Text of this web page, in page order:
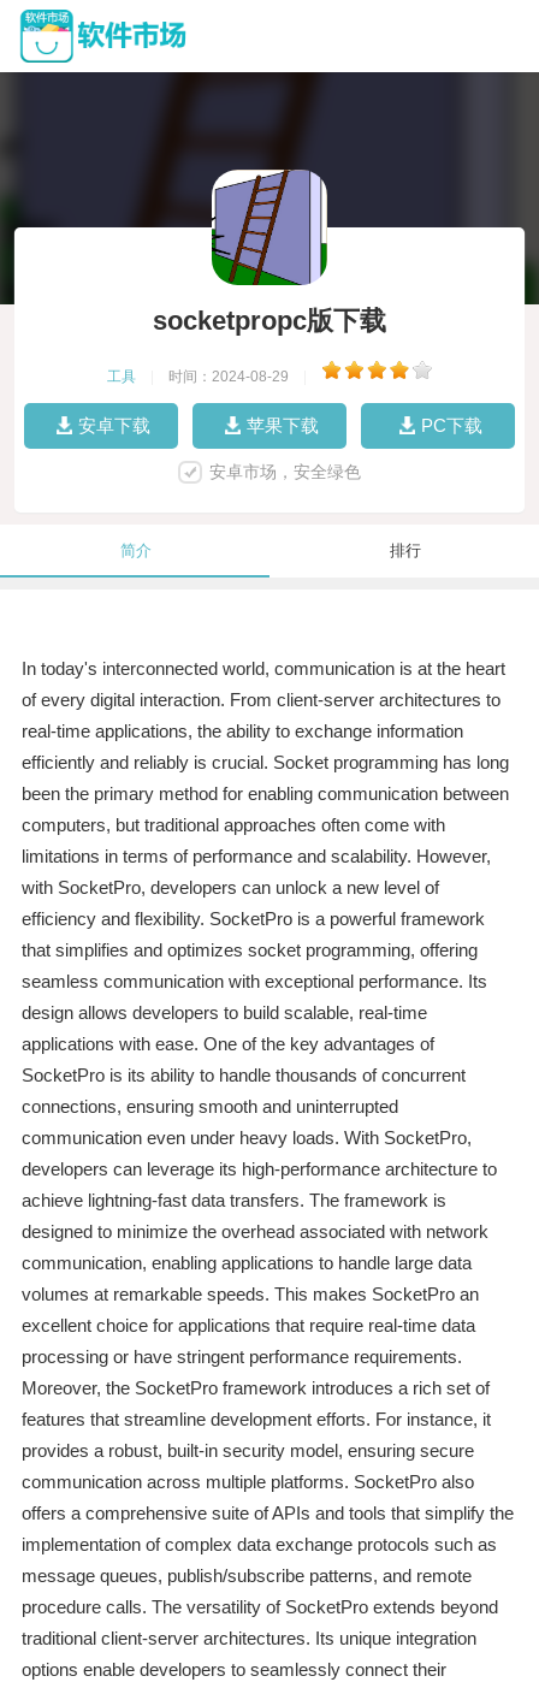
socketpropc版下载
工具 时间：2024-08-29
安卓下载 苹果下载 PC下载
安卓市场，安全绿色
简介 排行
In today's interconnected world, communication is at the heart
of every digital interaction. From client-server architectures to
real-time applications, the ability to exchange information
efficiently and reliably is crucial. Socket programming has long
been the primary method for enabling communication between
computers, but traditional approaches often come with
limitations in terms of performance and scalability. However,
with SocketPro, developers can unlock a new level of
efficiency and flexibility. SocketPro is a powerful framework
that simplifies and optimizes socket programming, offering
seamless communication with exceptional performance. Its
design allows developers to build scalable, real-time
applications with ease. One of the key advantages of
SocketPro is its ability to handle thousands of concurrent
connections, ensuring smooth and uninterrupted
communication even under heavy loads. With SocketPro,
developers can leverage its high-performance architecture to
achieve lightning-fast data transfers. The framework is
designed to minimize the overhead associated with network
communication, enabling applications to handle large data
volumes at remarkable speeds. This makes SocketPro an
excellent choice for applications that require real-time data
processing or have stringent performance requirements.
Moreover, the SocketPro framework introduces a rich set of
features that streamline development efforts. For instance, it
provides a robust, built-in security model, ensuring secure
communication across multiple platforms. SocketPro also
offers a comprehensive suite of APIs and tools that simplify the
implementation of complex data exchange protocols such as
message queues, publish/subscribe patterns, and remote
procedure calls. The versatility of SocketPro extends beyond
traditional client-server architectures. Its unique integration
options enable developers to seamlessly connect their